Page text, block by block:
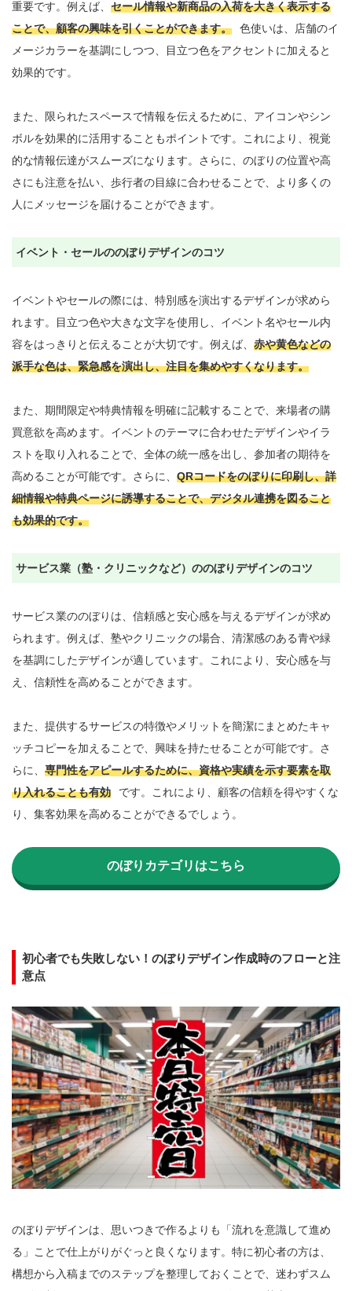
重要です。例えば、 セール情報や新商品の入荷を大きく表示する
ことで、顧客の興味を引くことができます。
色使いは、店舗のイ
メージカラーを基調にしつつ、目立つ色をアクセントに加えると
効果的です。
また、限られたスペースで情報を伝えるために、アイコンやシン
ボルを効果的に活用することもポイントです。これにより、視覚
的な情報伝達がスムーズになります。さらに、のぼりの位置や高
さにも注意を払い、歩行者の目線に合わせることで、より多くの
人にメッセージを届けることができます。
イベント・セールののぼりデザインのコツ
イベントやセールの際には、特別感を演出するデザインが求めら
れます。目立つ色や大きな文字を使用し、イベント名やセール内
容をはっきりと伝えることが大切です。例えば、 赤や黄色などの
派手な色は、緊急感を演出し、注目を集めやすくなります。
また、期間限定や特典情報を明確に記載することで、来場者の購
買意欲を高めます。イベントのテーマに合わせたデザインやイラ
ストを取り入れることで、全体の統一感を出し、参加者の期待を
高めることが可能です。さらに、 QRコードをのぼりに印刷し、詳
細情報や特典ページに誘導することで、デジタル連携を図ること
も効果的です。
サービス業（塾・クリニックなど）ののぼりデザインのコツ
サービス業ののぼりは、信頼感と安心感を与えるデザインが求め
られます。例えば、塾やクリニックの場合、清潔感のある青や緑
を基調にしたデザインが適しています。これにより、安心感を与
え、信頼性を高めることができます。
また、提供するサービスの特徴やメリットを簡潔にまとめたキャ
ッチコピーを加えることで、興味を持たせることが可能です。さ
らに、 専門性をアピールするために、資格や実績を示す要素を取
り入れることも有効
です。これにより、顧客の信頼を得やすくな
り、集客効果を高めることができるでしょう。
のぼりカテゴリはこちら
初心者でも失敗しない！のぼりデザイン作成時のフローと注
意点
のぼりデザインは、思いつきで作るよりも「流れを意識して進め
る」ことで仕上がりがぐっと良くなります。特に初心者の方は、
構想から入稿までのステップを整理しておくことで、迷わずスム